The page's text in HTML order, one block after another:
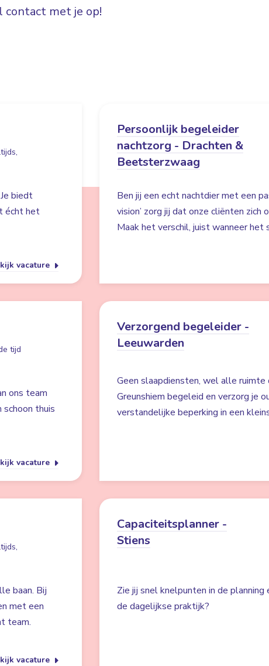
met je op!
biedt
écht het
vacature
Persoonlijk begeleider
nachtzorg - Drachten &
Beetsterzwaag
Ben jij een echt nachtdier met een
vision’ zorg jij dat onze cliënten zich
Maak het verschil, juist wanneer het
tijd
ons team
thuis
vacature
Verzorgend begeleider -
Leeuwarden
Geen slaapdiensten, wel alle
Greunshiem begeleid en verzorg je
verstandelijke beperking in een
baan. Bij
met een
team.
vacature
Capaciteitsplanner -
Stiens
Zie jij snel knelpunten in de
de dagelijkse praktijk?